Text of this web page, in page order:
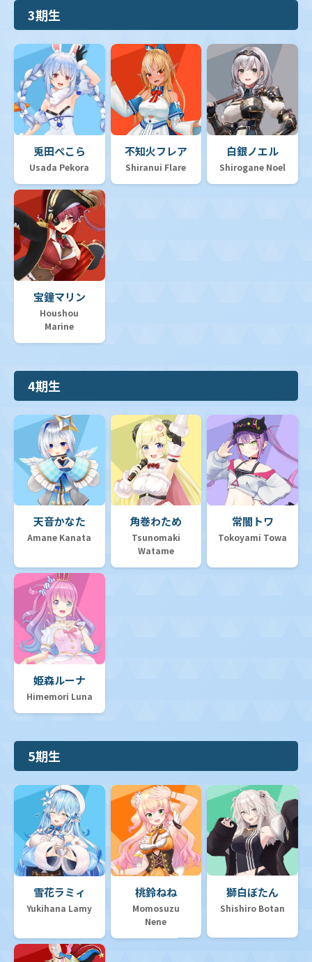
【hBD24】誕生日プロモカード
オフィシャルホロカコレクション-2025ライブセット-
ツインウエハース
【hEB01】エクストラブースター「サマー・ホログラム」
3期生
兎田ぺこら
Usada Pekora
不知火フレア
Shiranui Flare
白銀ノエル
Shirogane Noel
宝鐘マリン
Houshou
Marine
4期生
天音かなた
Amane Kanata
角巻わため
Tsunomaki
Watame
常闇トワ
Tokoyami Towa
姫森ルーナ
Himemori Luna
5期生
雪花ラミィ
Yukihana Lamy
桃鈴ねね
Momosuzu
Nene
獅白ぼたん
Shishiro Botan